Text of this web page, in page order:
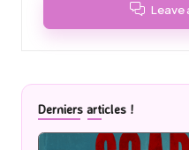
Leave
Derniers articles !